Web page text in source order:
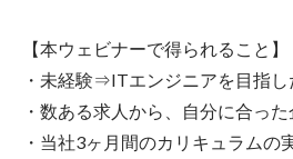
【本ウェビナーで得られること】
・未経験⇒ITエンジニアを目指
・数ある求人から、自分に合っ
・当社3ヶ月間のカリキュラム